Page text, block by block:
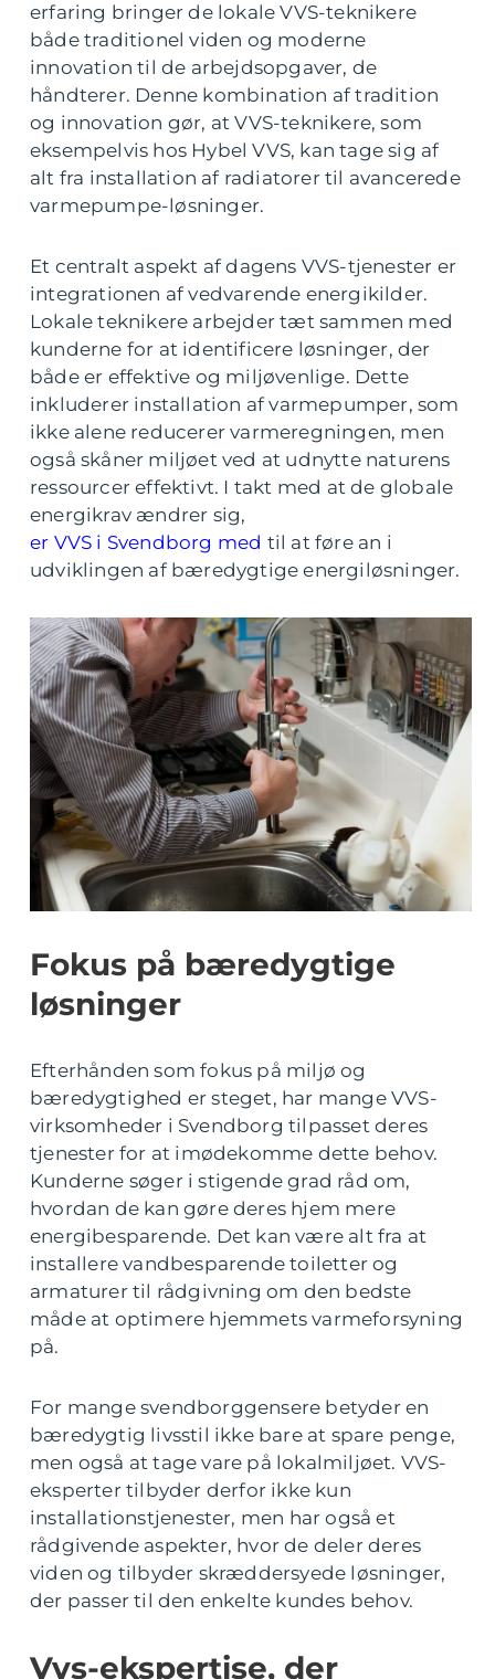
erfaring bringer de lokale VVS-teknikere
både traditionel viden og moderne
innovation til de arbejdsopgaver, de
håndterer. Denne kombination af tradition
og innovation gør, at VVS-teknikere, som
eksempelvis hos Hybel VVS, kan tage sig af
alt fra installation af radiatorer til avancerede
varmepumpe-løsninger.
Et centralt aspekt af dagens VVS-tjenester er
integrationen af vedvarende energikilder.
Lokale teknikere arbejder tæt sammen med
kunderne for at identificere løsninger, der
både er effektive og miljøvenlige. Dette
inkluderer installation af varmepumper, som
ikke alene reducerer varmeregningen, men
også skåner miljøet ved at udnytte naturens
ressourcer effektivt. I takt med at de globale
energikrav ændrer sig,
er VVS i Svendborg med til at føre an i
udviklingen af bæredygtige energiløsninger.
Fokus på bæredygtige
løsninger
Efterhånden som fokus på miljø og
bæredygtighed er steget, har mange VVS-
virksomheder i Svendborg tilpasset deres
tjenester for at imødekomme dette behov.
Kunderne søger i stigende grad råd om,
hvordan de kan gøre deres hjem mere
energibesparende. Det kan være alt fra at
installere vandbesparende toiletter og
armaturer til rådgivning om den bedste
måde at optimere hjemmets varmeforsyning
på.
For mange svendborggensere betyder en
bæredygtig livsstil ikke bare at spare penge,
men også at tage vare på lokalmiljøet. VVS-
eksperter tilbyder derfor ikke kun
installationstjenester, men har også et
rådgivende aspekter, hvor de deler deres
viden og tilbyder skræddersyede løsninger,
der passer til den enkelte kundes behov.
Vvs-ekspertise, der